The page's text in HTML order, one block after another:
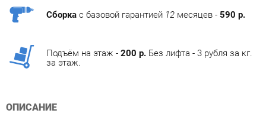
Подъём на этаж -200 р.Без лифта - 3 рубля за кг.
ОПИСАНИЕ